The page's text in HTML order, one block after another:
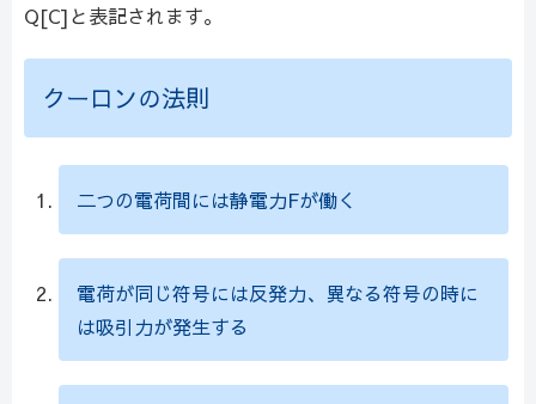
Q[C]と表記されます。
クーロンの法則
二つの電荷間には静電力Fが働く
電荷が同じ符号には反発力、異なる符号の時に
は吸引力が発生する